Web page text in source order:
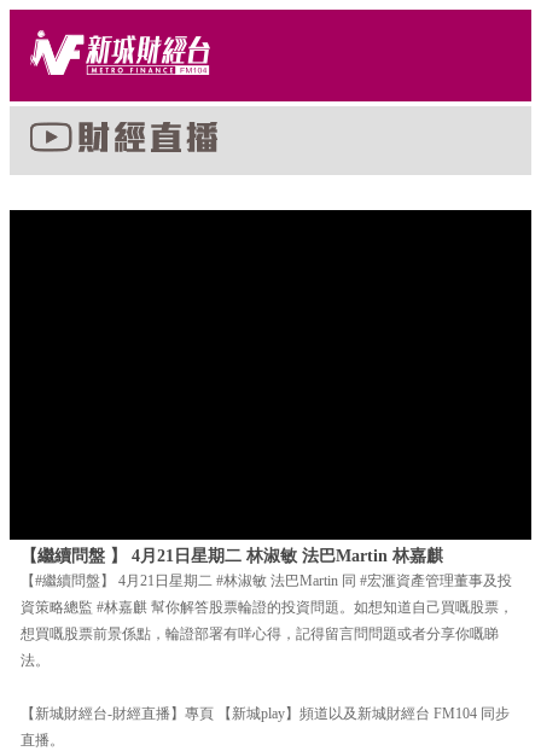
【繼續問盤 】 4月21日星期二 林淑敏 法巴Martin 林嘉麒
【#繼續問盤】 4月21日星期二 #林淑敏 法巴Martin 同 #宏滙資產管理董事及投
資策略總監 #林嘉麒 幫你解答股票輪證的投資問題。如想知道自己買嘅股票，
想買嘅股票前景係點，輪證部署有咩心得，記得留言問問題或者分享你嘅睇
法。
【新城財經台-財經直播】專頁 【新城play】頻道以及新城財經台 FM104 同步
直播。